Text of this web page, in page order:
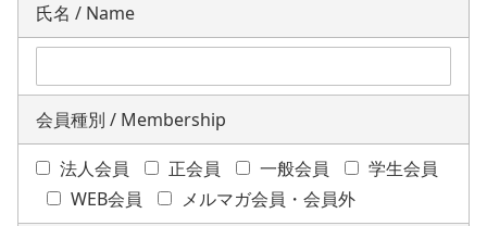
氏名 / Name
会員種別 / Membership
法人会員 正会員 一般会員
学生会員
WEB会員
メルマガ会員・会員外